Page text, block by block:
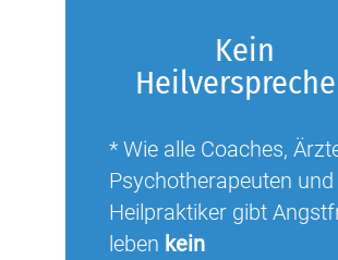
Kein
* Wie alle Coaches,
Psychotherapeuten und
Heilpraktiker gibt
leben kein